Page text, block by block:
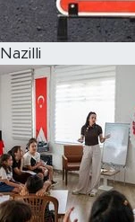
Nazilli